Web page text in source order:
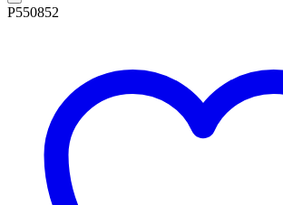
P550852